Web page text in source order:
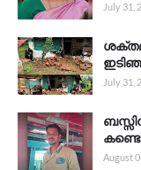
July 31,
July 31,
August